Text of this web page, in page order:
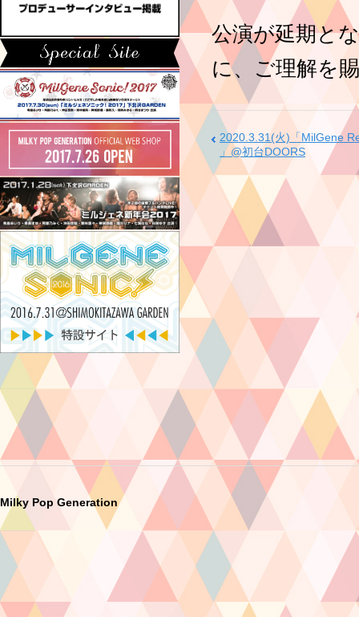
公演が延期と
に、ご理解を
2020.3.31(火)「MilGene
」@初台DOORS
Milky Pop Generation